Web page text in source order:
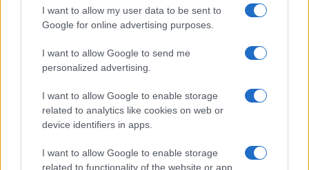
I want to allow my user data to be sent to
Google for online advertising purposes.
I want to allow Google to send me
personalized advertising.
I want to allow Google to enable storage
related to analytics like cookies on web or
device identifiers in apps.
I want to allow Google to enable storage
related to functionality of the website or app.
contagiose”, diventano obsolete ben prima del
previsto. Costringendoci di fatto all’iniezione
semestrale.
Il bello, o il brutto, è che vaccinarsi a nastro non
mette al sicuro nemmeno da nuovi obblighi e
restrizioni. Per Boileau, infatti, al momento non
serve ripristinare il green pass (tolto, in Quebec, a